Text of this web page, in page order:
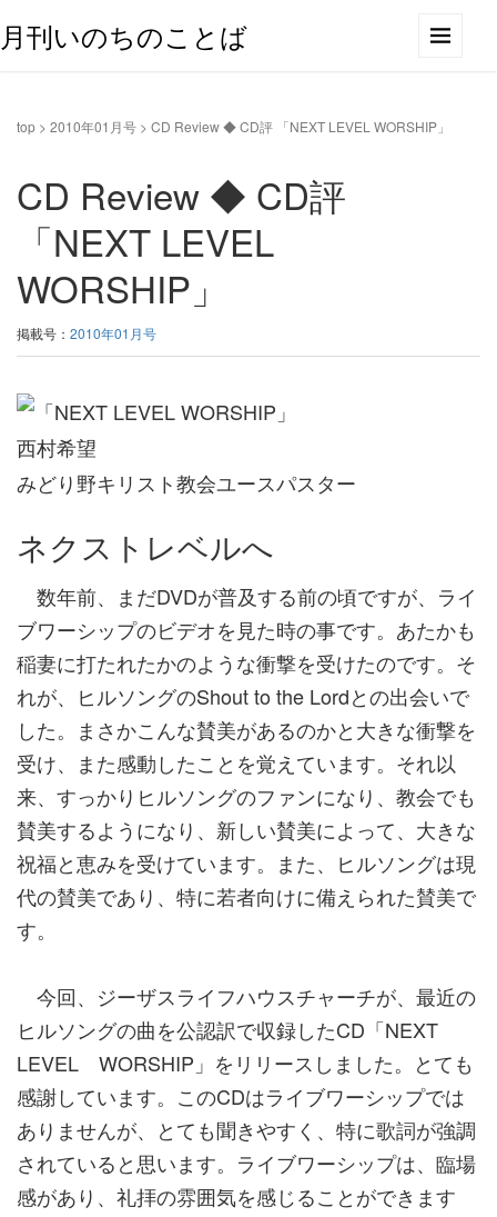
月刊いのちのことば
top > 2010年01月号 > CD Review ◆ CD評 「NEXT LEVEL WORSHIP」
CD Review ◆ CD評
「NEXT LEVEL
WORSHIP」
掲載号： 2010年01月号
西村希望
みどり野キリスト教会ユースパスター
ネクストレベルへ
数年前、まだDVDが普及する前の頃ですが、ライ
ブワーシップのビデオを見た時の事です。あたかも
稲妻に打たれたかのような衝撃を受けたのです。そ
れが、ヒルソングのShout to the Lordとの出会いで
した。まさかこんな賛美があるのかと大きな衝撃を
受け、また感動したことを覚えています。それ以
来、すっかりヒルソングのファンになり、教会でも
賛美するようになり、新しい賛美によって、大きな
祝福と恵みを受けています。また、ヒルソングは現
代の賛美であり、特に若者向けに備えられた賛美で
す。
今回、ジーザスライフハウスチャーチが、最近の
ヒルソングの曲を公認訳で収録したCD「NEXT
LEVEL WORSHIP」をリリースしました。とても
感謝しています。このCDはライブワーシップでは
ありませんが、とても聞きやすく、特に歌詞が強調
されていると思います。ライブワーシップは、臨場
感があり、礼拝の雰囲気を感じることができます